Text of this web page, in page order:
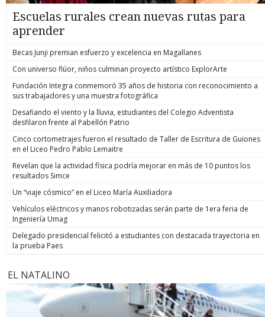
Escuelas rurales crean nuevas rutas para
aprender
Becas Junji premian esfuerzo y excelencia en Magallanes
Con universo flúor, niños culminan proyecto artístico ExplorArte
Fundación Integra conmemoró 35 años de historia con reconocimiento a
sus trabajadores y una muestra fotográfica
Desafiando el viento y la lluvia, estudiantes del Colegio Adventista
desfilaron frente al Pabellón Patrio
Cinco cortometrajes fueron el resultado de Taller de Escritura de Guiones
en el Liceo Pedro Pablo Lemaitre
Revelan que la actividad física podría mejorar en más de 10 puntos los
resultados Simce
Un “viaje cósmico” en el Liceo María Auxiliadora
Vehículos eléctricos y manos robotizadas serán parte de 1era feria de
Ingeniería Umag
Delegado presidencial felicitó a estudiantes con destacada trayectoria en
la prueba Paes
EL NATALINO